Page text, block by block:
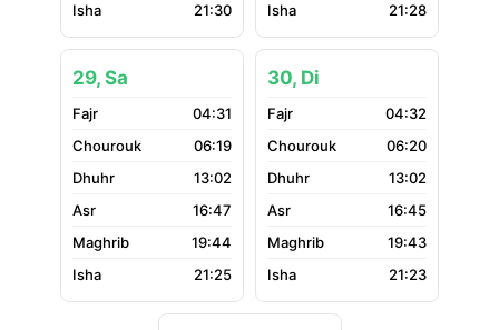
21:30
21:28
29, Sa
04:31
06:19
13:02
16:47
19:44
21:25
30, Di
04:32
06:20
13:02
16:45
19:43
21:23